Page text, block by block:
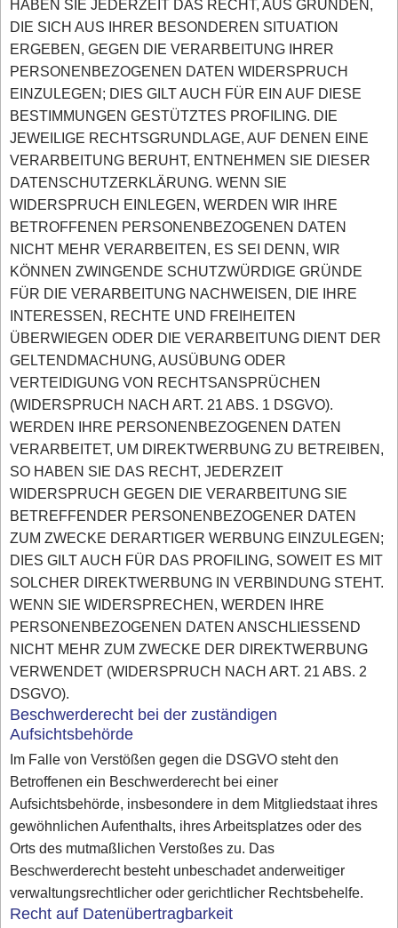
HABEN SIE JEDERZEIT DAS RECHT, AUS GRÜNDEN,
DIE SICH AUS IHRER BESONDEREN SITUATION
ERGEBEN, GEGEN DIE VERARBEITUNG IHRER
PERSONENBEZOGENEN DATEN WIDERSPRUCH
EINZULEGEN; DIES GILT AUCH FÜR EIN AUF DIESE
BESTIMMUNGEN GESTÜTZTES PROFILING. DIE
JEWEILIGE RECHTSGRUNDLAGE, AUF DENEN EINE
VERARBEITUNG BERUHT, ENTNEHMEN SIE DIESER
DATENSCHUTZERKLÄRUNG. WENN SIE
WIDERSPRUCH EINLEGEN, WERDEN WIR IHRE
BETROFFENEN PERSONENBEZOGENEN DATEN
NICHT MEHR VERARBEITEN, ES SEI DENN, WIR
KÖNNEN ZWINGENDE SCHUTZWÜRDIGE GRÜNDE
FÜR DIE VERARBEITUNG NACHWEISEN, DIE IHRE
INTERESSEN, RECHTE UND FREIHEITEN
ÜBERWIEGEN ODER DIE VERARBEITUNG DIENT DER
GELTENDMACHUNG, AUSÜBUNG ODER
VERTEIDIGUNG VON RECHTSANSPRÜCHEN
(WIDERSPRUCH NACH ART. 21 ABS. 1 DSGVO).
WERDEN IHRE PERSONENBEZOGENEN DATEN
VERARBEITET, UM DIREKTWERBUNG ZU BETREIBEN,
SO HABEN SIE DAS RECHT, JEDERZEIT
WIDERSPRUCH GEGEN DIE VERARBEITUNG SIE
BETREFFENDER PERSONENBEZOGENER DATEN
ZUM ZWECKE DERARTIGER WERBUNG EINZULEGEN;
DIES GILT AUCH FÜR DAS PROFILING, SOWEIT ES MIT
SOLCHER DIREKTWERBUNG IN VERBINDUNG STEHT.
WENN SIE WIDERSPRECHEN, WERDEN IHRE
PERSONENBEZOGENEN DATEN ANSCHLIESSEND
NICHT MEHR ZUM ZWECKE DER DIREKTWERBUNG
VERWENDET (WIDERSPRUCH NACH ART. 21 ABS. 2
DSGVO).
Beschwerderecht bei der zuständigen
Aufsichtsbehörde
Im Falle von Verstößen gegen die DSGVO steht den
Betroffenen ein Beschwerderecht bei einer
Aufsichtsbehörde, insbesondere in dem Mitgliedstaat ihres
gewöhnlichen Aufenthalts, ihres Arbeitsplatzes oder des
Orts des mutmaßlichen Verstoßes zu. Das
Beschwerderecht besteht unbeschadet anderweitiger
verwaltungsrechtlicher oder gerichtlicher Rechtsbehelfe.
Recht auf Datenübertragbarkeit